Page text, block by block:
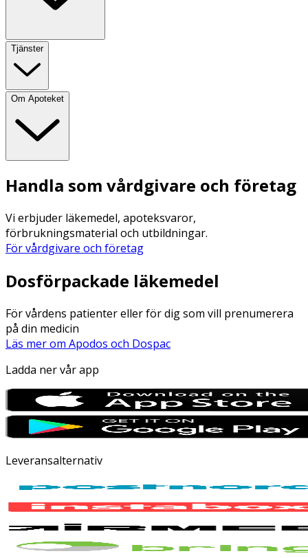
Tjänster
Om Apoteket
Handla som vårdgivare och företag
Vi erbjuder läkemedel, apoteksvaror,
förbrukningsmaterial och utbildningar.
För vårdgivare och företag
Dosförpackade läkemedel
För vårdens patienter eller för dig som vill prenumerera
på din medicin
Läs mer om Apodos och Dospac
Ladda ner vår app
Leveransalternativ